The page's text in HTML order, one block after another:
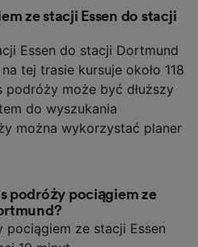
ze stacji Essen do stacji
Essen do stacji Dortmund
tej trasie kursuje około 118
może być dłuższy
do wyszukania
można wykorzystać planer
podróży pociągiem ze
ze stacji Essen